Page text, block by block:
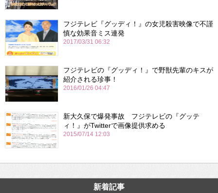
フジテレビ『グッディ！』の女児殺害映像で不謹
慎な効果音ミス連発
2017/03/31 06:32
フジテレビの『グッディ！』で野獣先輩のキスが
紹介される珍事！
2016/01/26 04:47
新大久保で爆発事故 フジテレビの『グッテ
ィ！』がTwitterで画像提供求める
2015/07/14 12:03
新着記事